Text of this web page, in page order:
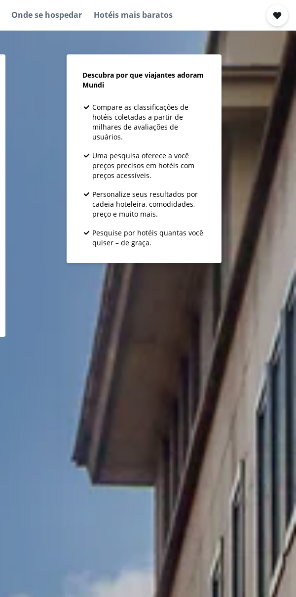
Onde se hospedar Hotéis mais baratos
Descubra por que viajantes adoram
Mundi
Compare as classificações de
hotéis coletadas a partir de
milhares de avaliações de
usuários.
Uma pesquisa oferece a você
preços precisos em hotéis com
preços acessíveis.
Personalize seus resultados por
cadeia hoteleira, comodidades,
preço e muito mais.
Pesquise por hotéis quantas você
quiser – de graça.